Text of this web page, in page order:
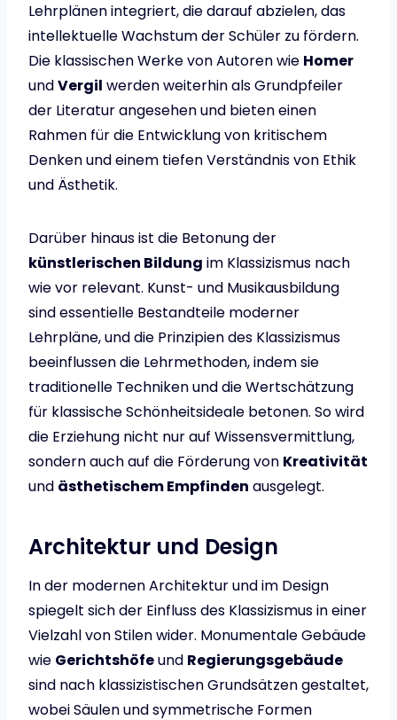
Lehrplänen integriert, die darauf abzielen, das
intellektuelle Wachstum der Schüler zu fördern.
Die klassischen Werke von Autoren wie Homer
undVergil werden weiterhin als Grundpfeiler
der Literatur angesehen und bieten einen
Rahmen für die Entwicklung von kritischem
Denken und einem tiefen Verständnis von Ethik
und Ästhetik.
Darüber hinaus ist die Betonung der
künstlerischen Bildung im Klassizismus nach
wie vor relevant. Kunst- und Musikausbildung
sind essentielle Bestandteile moderner
Lehrpläne, und die Prinzipien des Klassizismus
beeinflussen die Lehrmethoden, indem sie
traditionelle Techniken und die Wertschätzung
für klassische Schönheitsideale betonen. So wird
die Erziehung nicht nur auf Wissensvermittlung,
sondern auch auf die Förderung von Kreativität
und ästhetischem Empfinden ausgelegt.
Architektur und Design
In der modernen Architektur und im Design
spiegelt sich der Einfluss des Klassizismus in einer
Vielzahl von Stilen wider. Monumentale Gebäude
wie Gerichtshöfeund Regierungsgebäude
sind nach klassizistischen Grundsätzen gestaltet,
wobei Säulen und symmetrische Formen